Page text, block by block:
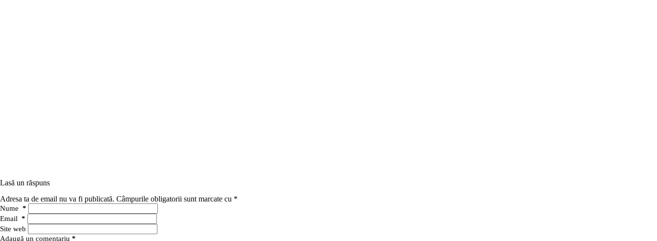
Lasă un răspuns
Adresa ta de email nu va fi publicată. Câmpurile obligatorii sunt marcate cu *
Nume *
Email *
Site web
Adaugă un comentariu *